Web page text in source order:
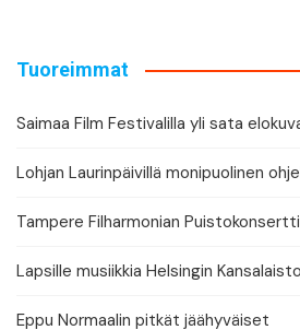
Tuoreimmat
Saimaa Film Festivalilla yli sata
Lohjan Laurinpäivillä monipuolinen
Tampere Filharmonian
Lapsille musiikkia Helsingin
Eppu Normaalin pitkät jäähyväiset